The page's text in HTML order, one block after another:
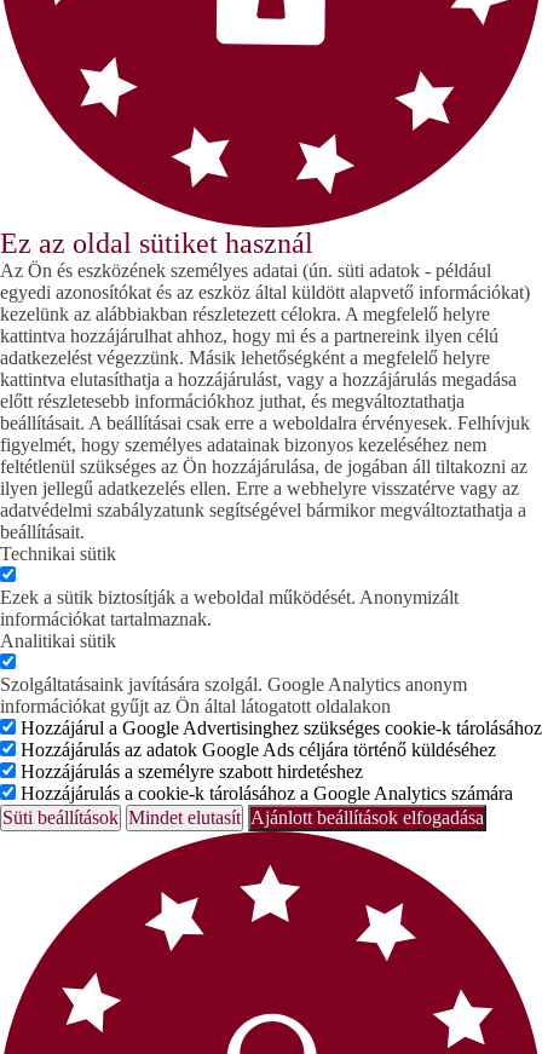
Ez az oldal sütiket használ
Az Ön és eszközének személyes adatai (ún. süti adatok - például
egyedi azonosítókat és az eszköz által küldött alapvető információkat)
kezelünk az alábbiakban részletezett célokra. A megfelelő helyre
kattintva hozzájárulhat ahhoz, hogy mi és a partnereink ilyen célú
adatkezelést végezzünk. Másik lehetőségként a megfelelő helyre
kattintva elutasíthatja a hozzájárulást, vagy a hozzájárulás megadása
előtt részletesebb információkhoz juthat, és megváltoztathatja
beállításait. A beállításai csak erre a weboldalra érvényesek. Felhívjuk
figyelmét, hogy személyes adatainak bizonyos kezeléséhez nem
feltétlenül szükséges az Ön hozzájárulása, de jogában áll tiltakozni az
ilyen jellegű adatkezelés ellen. Erre a webhelyre visszatérve vagy az
adatvédelmi szabályzatunk segítségével bármikor megváltoztathatja a
beállításait.
Technikai sütik
Ezek a sütik biztosítják a weboldal működését. Anonymizált
információkat tartalmaznak.
Analitikai sütik
Szolgáltatásaink javítására szolgál. Google Analytics anonym
információkat gyűjt az Ön által látogatott oldalakon
Hozzájárul a Google Advertisinghez szükséges cookie-k tárolásához
Hozzájárulás az adatok Google Ads céljára történő küldéséhez
Hozzájárulás a személyre szabott hirdetéshez
Hozzájárulás a cookie-k tárolásához a Google Analytics számára
Süti beállítások Mindet elutasít Ajánlott beállítások elfogadása